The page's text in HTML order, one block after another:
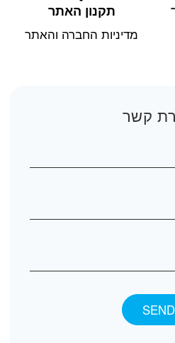
תקנון האתר
מדיניות החברה והאתר
קשר